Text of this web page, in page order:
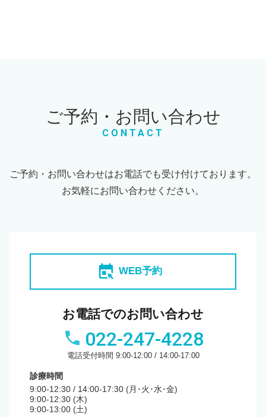
ご予約・お問い合わせ
CONTACT
ご予約・お問い合わせはお電話でも受け付けております。
お気軽にお問い合わせください。
book_online WEB予約
お電話でのお問い合わせ
022-247-4228
電話受付時間 9:00-12:00 / 14:00-17:00
診療時間
9:00-12:30 / 14:00-17:30 (月･火･水･金)
9:00-12:30 (木)
9:00-13:00 (土)